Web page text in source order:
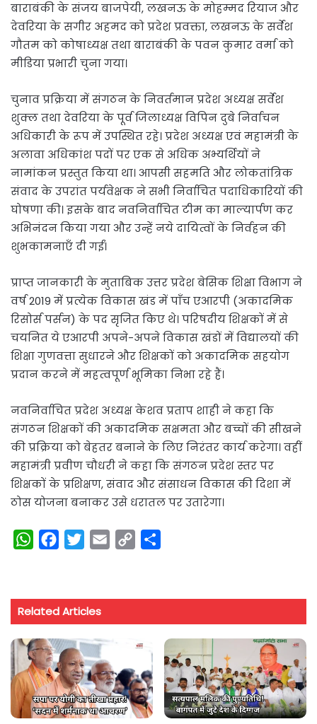
बाराबंकी के संजय बाजपेयी, लखनऊ के मोहम्मद रियाज और
देवरिया के सगीर अहमद को प्रदेश प्रवक्ता, लखनऊ के सर्वेश
गौतम को कोषाध्यक्ष तथा बाराबंकी के पवन कुमार वर्मा को
मीडिया प्रभारी चुना गया।
चुनाव प्रक्रिया में संगठन के निवर्तमान प्रदेश अध्यक्ष सर्वेश
शुक्ल तथा देवरिया के पूर्व जिलाध्यक्ष विपिन दुबे निर्वाचन
अधिकारी के रूप में उपस्थित रहे। प्रदेश अध्यक्ष एवं महामंत्री के
अलावा अधिकांश पदों पर एक से अधिक अभ्यर्थियों ने
नामांकन प्रस्तुत किया था। आपसी सहमति और लोकतांत्रिक
संवाद के उपरांत पर्यवेक्षक ने सभी निर्वाचित पदाधिकारियों की
घोषणा की। इसके बाद नवनिर्वाचित टीम का माल्यार्पण कर
अभिनंदन किया गया और उन्हें नये दायित्वों के निर्वहन की
शुभकामनाएँ दी गईं।
प्राप्त जानकारी के मुताबिक उत्तर प्रदेश बेसिक शिक्षा विभाग ने
वर्ष 2019 में प्रत्येक विकास खंड में पाँच एआरपी (अकादमिक
रिसोर्स पर्सन) के पद सृजित किए थे। परिषदीय शिक्षकों में से
चयनित ये एआरपी अपने-अपने विकास खंडों में विद्यालयों की
शिक्षा गुणवत्ता सुधारने और शिक्षकों को अकादमिक सहयोग
प्रदान करने में महत्वपूर्ण भूमिका निभा रहे हैं।
नवनिर्वाचित प्रदेश अध्यक्ष केशव प्रताप शाही ने कहा कि
संगठन शिक्षकों की अकादमिक सक्षमता और बच्चों की सीखने
की प्रक्रिया को बेहतर बनाने के लिए निरंतर कार्य करेगा। वहीं
महामंत्री प्रवीण चौधरी ने कहा कि संगठन प्रदेश स्तर पर
शिक्षकों के प्रशिक्षण, संवाद और संसाधन विकास की दिशा में
ठोस योजना बनाकर उसे धरातल पर उतारेगा।
W
t
s
A
p
p
e
b
o
o
k
t
t
e
r
i
y
k
r
Related Articles